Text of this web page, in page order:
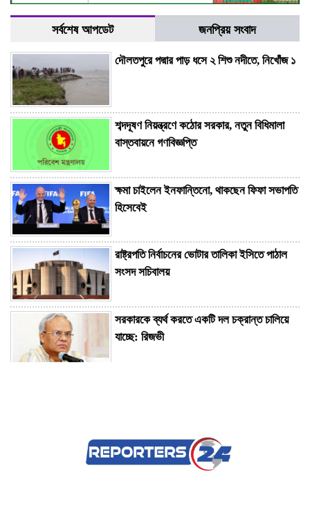
সর্বশেষ আপডেট জনপ্রিয় সংবাদ
দৌলতপুরে পদ্মার পাড় ধসে ২ শিশু নদীতে, নিখোঁজ ১
শব্দদূষণ নিয়ন্ত্রণে কঠোর সরকার, নতুন বিধিমালা
বাস্তবায়নে গণবিজ্ঞপ্তি
ক্ষমা চাইলেন ইনফান্তিনো, থাকছেন ফিফা সভাপতি
হিসেবেই
রাষ্ট্রপতি নির্বাচনের ভোটার তালিকা ইসিতে পাঠাল
সংসদ সচিবালয়
সরকারকে ব্যর্থ করতে একটি দল চক্রান্ত চালিয়ে
যাচ্ছে: রিজভী
জেরুজালেমে ২৩০০ অবৈধ আবাসন ইউনিট
নির্মাণের পরিকল্পনা ইসরায়েলের